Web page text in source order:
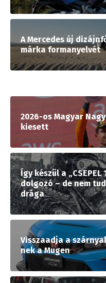
A Mercedes új
márka formanyelvét
2026-os Magyar
kiesett
Így készül a
dolgozó – de nem
drága
Visszaadja a
nek a Mugen